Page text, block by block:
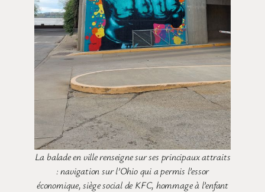
La balade en ville renseigne sur ses principaux attraits
: navigation sur l’Ohio qui a permis l’essor
économique, siège social de KFC, hommage à l’enfant